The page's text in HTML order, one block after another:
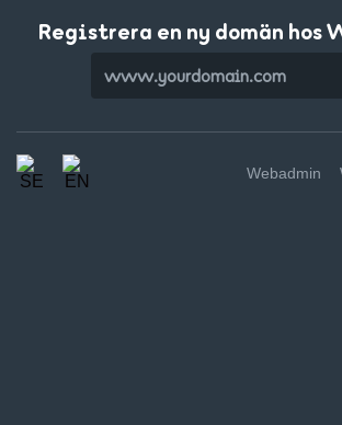
Registrera en ny domän hos
Webadmin